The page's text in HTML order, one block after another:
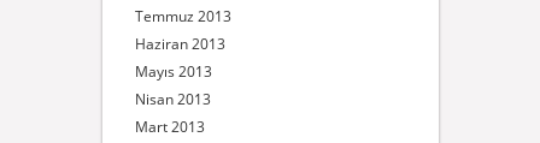
Temmuz 2013
Haziran 2013
Mayıs 2013
Nisan 2013
Mart 2013